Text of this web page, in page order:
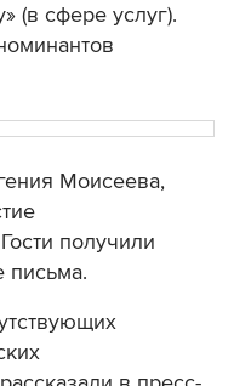
(в сфере услуг).
Моисеева,
получили
письма.